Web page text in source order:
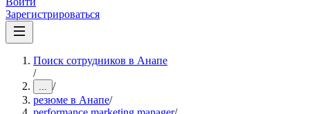
Зарегистрироваться
Поиск сотрудников в Анапе
/
... /
резюме в Анапе/